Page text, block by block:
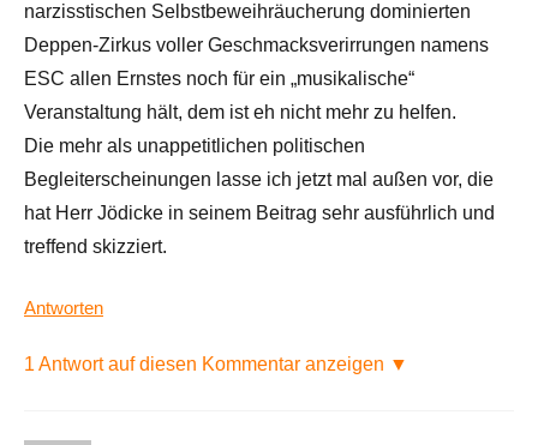
narzisstischen Selbstbeweihräucherung dominierten
Deppen-Zirkus voller Geschmacksverirrungen namens
ESC allen Ernstes noch für ein „musikalische“
Veranstaltung hält, dem ist eh nicht mehr zu helfen.
Die mehr als unappetitlichen politischen
Begleiterscheinungen lasse ich jetzt mal außen vor, die
hat Herr Jödicke in seinem Beitrag sehr ausführlich und
treffend skizziert.
Antworten
1 Antwort auf diesen Kommentar anzeigen ▼